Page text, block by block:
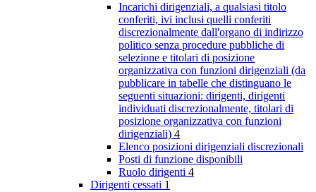
Incarichi dirigenziali, a qualsiasi titolo
conferiti, ivi inclusi quelli conferiti
discrezionalmente dall'organo di indirizzo
politico senza procedure pubbliche di
selezione e titolari di posizione
organizzativa con funzioni dirigenziali (da
pubblicare in tabelle che distinguano le
seguenti situazioni: dirigenti, dirigenti
individuati discrezionalmente, titolari di
posizione organizzativa con funzioni
dirigenziali) 4
Elenco posizioni dirigenziali discrezionali
Posti di funzione disponibili
Ruolo dirigenti 4
Dirigenti cessati 1